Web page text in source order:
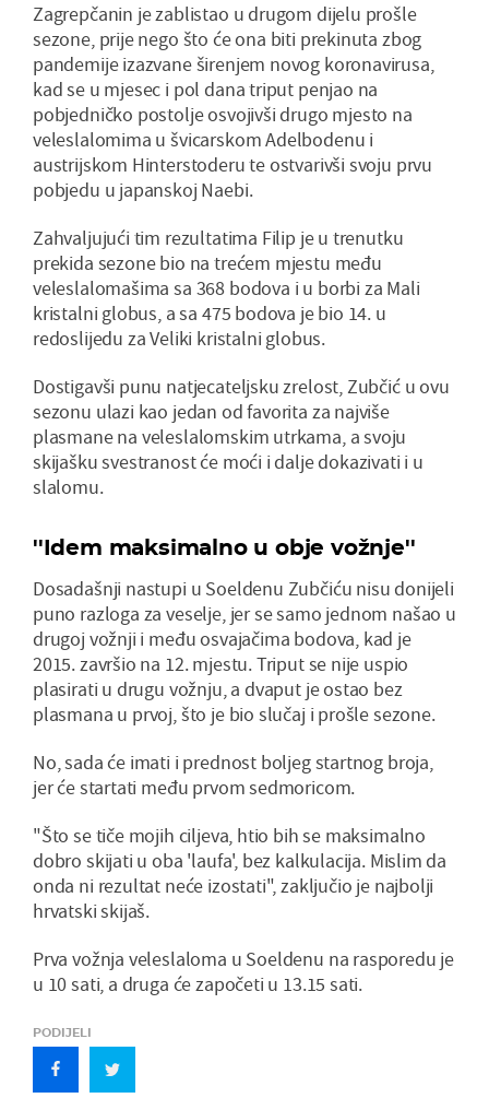
Zagrepčanin je zablistao u drugom dijelu prošle
sezone, prije nego što će ona biti prekinuta zbog
pandemije izazvane širenjem novog koronavirusa,
kad se u mjesec i pol dana triput penjao na
pobjedničko postolje osvojivši drugo mjesto na
veleslalomima u švicarskom Adelbodenu i
austrijskom Hinterstoderu te ostvarivši svoju prvu
pobjedu u japanskoj Naebi.
Zahvaljujući tim rezultatima Filip je u trenutku
prekida sezone bio na trećem mjestu među
veleslalomašima sa 368 bodova i u borbi za Mali
kristalni globus, a sa 475 bodova je bio 14. u
redoslijedu za Veliki kristalni globus.
Dostigavši punu natjecateljsku zrelost, Zubčić u ovu
sezonu ulazi kao jedan od favorita za najviše
plasmane na veleslalomskim utrkama, a svoju
skijašku svestranost će moći i dalje dokazivati i u
slalomu.
''Idem maksimalno u obje vožnje''
Dosadašnji nastupi u Soeldenu Zubčiću nisu donijeli
puno razloga za veselje, jer se samo jednom našao u
drugoj vožnji i među osvajačima bodova, kad je
2015. završio na 12. mjestu. Triput se nije uspio
plasirati u drugu vožnju, a dvaput je ostao bez
plasmana u prvoj, što je bio slučaj i prošle sezone.
No, sada će imati i prednost boljeg startnog broja,
jer će startati među prvom sedmoricom.
"Što se tiče mojih ciljeva, htio bih se maksimalno
dobro skijati u oba 'laufa', bez kalkulacija. Mislim da
onda ni rezultat neće izostati", zaključio je najbolji
hrvatski skijaš.
Prva vožnja veleslaloma u Soeldenu na rasporedu je
u 10 sati, a druga će započeti u 13.15 sati.
PODIJELI